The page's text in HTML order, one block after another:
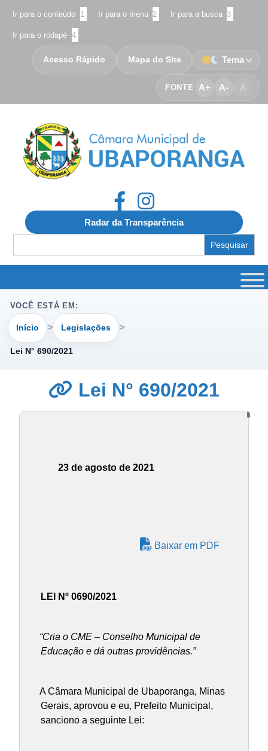
Ir para o conteúdo 1 Ir para o menu 2 Ir para a busca 3
Ir para o rodapé 4
FONTE A+ A- A
Acesso Rápido Mapa do Site Tema
Radar da Transparência
for:
VOCÊ ESTÁ EM:
Início Legislações
Lei N° 690/2021
Lei N° 690/2021
23 de agosto de 2021
Baixar em PDF
LEI Nº 0690/2021
“Cria o CME – Conselho Municipal de
Educação e dá outras providências.”
A Câmara Municipal de Ubaporanga, Minas
Gerais, aprovou e eu, Prefeito Municipal,
sanciono a seguinte Lei: